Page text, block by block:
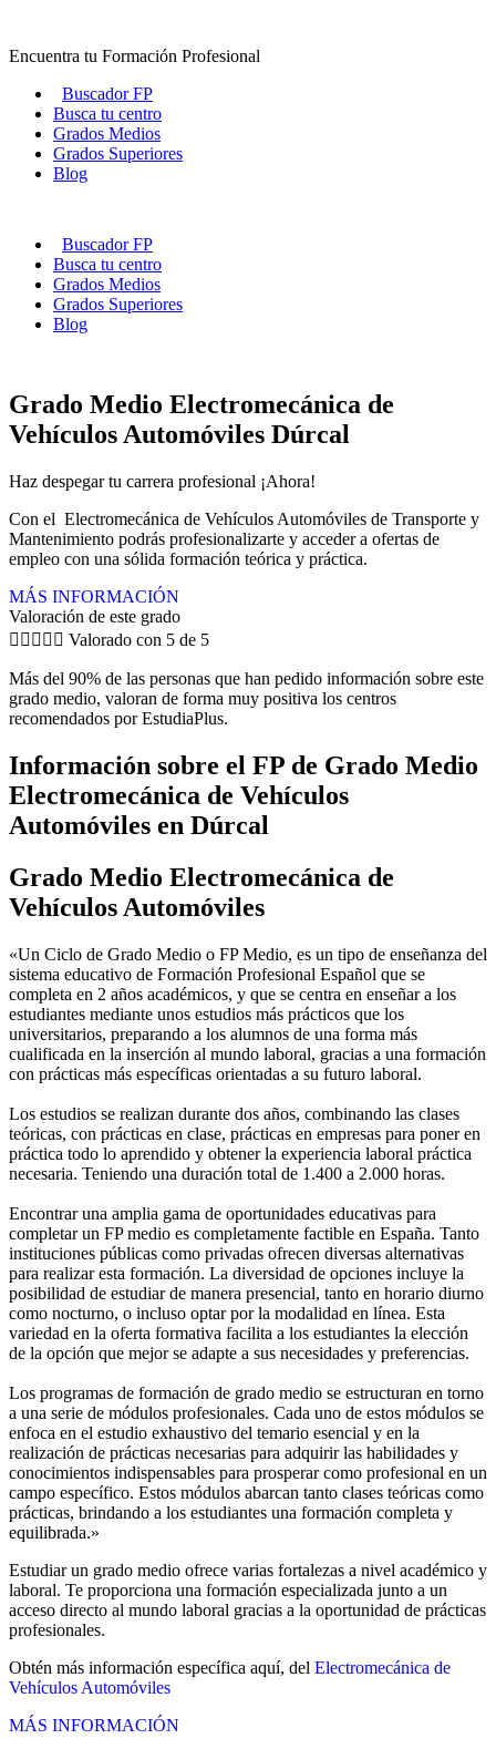
contenido
Encuentra tu Formación Profesional
Buscador FP
Busca tu centro
Grados Medios
Grados Superiores
Blog
Buscador FP
Busca tu centro
Grados Medios
Grados Superiores
Blog
Grado Medio Electromecánica de
Vehículos Automóviles Dúrcal
Haz despegar tu carrera profesional ¡Ahora!
Con el Electromecánica de Vehículos Automóviles de Transporte y
Mantenimiento podrás profesionalizarte y acceder a ofertas de
empleo con una sólida formación teórica y práctica.
MÁS INFORMACIÓN
Valoración de este grado
     Valorado con 5 de 5
Más del 90% de las personas que han pedido información sobre este
grado medio, valoran de forma muy positiva los centros
recomendados por EstudiaPlus.
Información sobre el FP de Grado Medio
Electromecánica de Vehículos
Automóviles en Dúrcal
Grado Medio Electromecánica de
Vehículos Automóviles
«Un Ciclo de Grado Medio o FP Medio, es un tipo de enseñanza del
sistema educativo de Formación Profesional Español que se
completa en 2 años académicos, y que se centra en enseñar a los
estudiantes mediante unos estudios más prácticos que los
universitarios, preparando a los alumnos de una forma más
cualificada en la inserción al mundo laboral, gracias a una formación
con prácticas más específicas orientadas a su futuro laboral.
Los estudios se realizan durante dos años, combinando las clases
teóricas, con prácticas en clase, prácticas en empresas para poner en
práctica todo lo aprendido y obtener la experiencia laboral práctica
necesaria. Teniendo una duración total de 1.400 a 2.000 horas.
Encontrar una amplia gama de oportunidades educativas para
completar un FP medio es completamente factible en España. Tanto
instituciones públicas como privadas ofrecen diversas alternativas
para realizar esta formación. La diversidad de opciones incluye la
posibilidad de estudiar de manera presencial, tanto en horario diurno
como nocturno, o incluso optar por la modalidad en línea. Esta
variedad en la oferta formativa facilita a los estudiantes la elección
de la opción que mejor se adapte a sus necesidades y preferencias.
Los programas de formación de grado medio se estructuran en torno
a una serie de módulos profesionales. Cada uno de estos módulos se
enfoca en el estudio exhaustivo del temario esencial y en la
realización de prácticas necesarias para adquirir las habilidades y
conocimientos indispensables para prosperar como profesional en un
campo específico. Estos módulos abarcan tanto clases teóricas como
prácticas, brindando a los estudiantes una formación completa y
equilibrada.»
Estudiar un grado medio ofrece varias fortalezas a nivel académico y
laboral. Te proporciona una formación especializada junto a un
acceso directo al mundo laboral gracias a la oportunidad de prácticas
profesionales.
Obtén más información específica aquí, del Electromecánica de
Vehículos Automóviles
MÁS INFORMACIÓN